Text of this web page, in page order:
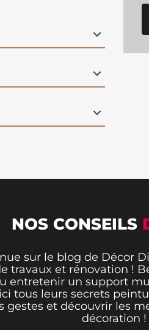
NOS CONSEILS
sur le blog de Décor
travaux et rénovation !
entretenir un support
tous leurs secrets
gestes et découvrir les
décoration !